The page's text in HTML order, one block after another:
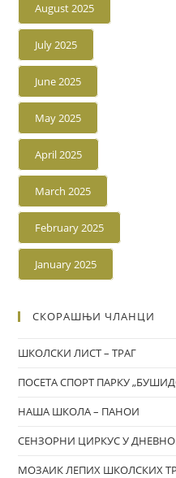
August 2025
July 2025
June 2025
May 2025
April 2025
March 2025
February 2025
January 2025
СКОРАШЊИ ЧЛАНЦИ
ШКОЛСКИ ЛИСТ – ТРАГ
ПОСЕТА СПОРТ ПАРКУ
НАША ШКОЛА – ПАНОИ
СЕНЗОРНИ ЦИРКУС У
МОЗАИК ЛЕПИХ ШКОЛСКИХ